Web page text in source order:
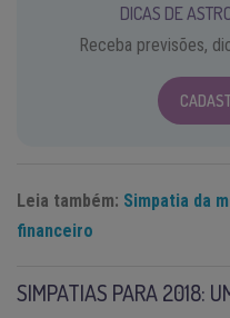
DICAS DE
Receba previsões,
Leia também: Simpatia da
financeiro
SIMPATIAS PARA 2018: